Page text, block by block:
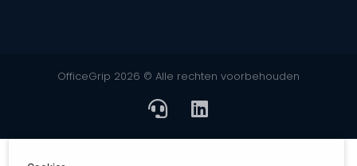
OfficeGrip 2026 © Alle rechten voorbehouden